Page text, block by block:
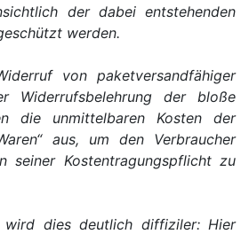
der dabei entstehenden
werden.
von paketversandfähiger
Widerrufsbelehrung der bloße
die unmittelbaren Kosten der
aus, um den Verbraucher
seiner Kostentragungspflicht zu
wird dies deutlich diffiziler: Hier